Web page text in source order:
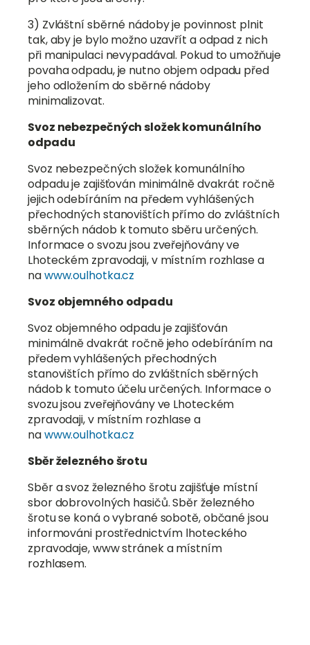
3) Zvláštní sběrné nádoby je povinnost plnit
tak, aby je bylo možno uzavřít a odpad z nich
při manipulaci nevypadával. Pokud to umožňuje
povaha odpadu, je nutno objem odpadu před
jeho odložením do sběrné nádoby
minimalizovat.
Svoz nebezpečných složek komunálního
odpadu
Svoz nebezpečných složek komunálního
odpadu je zajišťován minimálně dvakrát ročně
jejich odebíráním na předem vyhlášených
přechodných stanovištích přímo do zvláštních
sběrných nádob k tomuto sběru určených.
Informace o svozu jsou zveřejňovány ve
Lhoteckém zpravodaji, v místním rozhlase a
nawww.oulhotka.cz
Svoz objemného odpadu
Svoz objemného odpadu je zajišťován
minimálně dvakrát ročně jeho odebíráním na
předem vyhlášených přechodných
stanovištích přímo do zvláštních sběrných
nádob k tomuto účelu určených. Informace o
svozu jsou zveřejňovány ve Lhoteckém
zpravodaji, v místním rozhlase a
nawww.oulhotka.cz
Sběr železného šrotu
Sběr a svoz železného šrotu zajišťuje místní
sbor dobrovolných hasičů. Sběr železného
šrotu se koná o vybrané sobotě, občané jsou
informováni prostřednictvím lhoteckého
zpravodaje, www stránek a místním
rozhlasem.